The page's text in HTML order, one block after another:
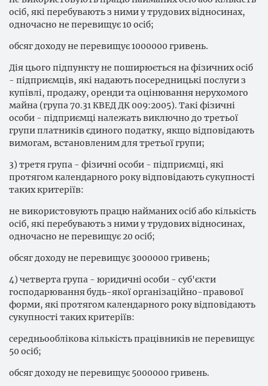
осіб, які перебувають з ними у трудових відносинах,
одночасно не перевищує 10 осіб;
обсяг доходу не перевищує 1000000 гривень.
Дія цього підпункту не поширюється на фізичних осіб
- підприємців, які надають посередницькі послуги з
купівлі, продажу, оренди та оцінювання нерухомого
майна (група 70.31 КВЕД ДК 009:2005). Такі фізичні
особи - підприємці належать виключно до третьої
групи платників єдиного податку, якщо відповідають
вимогам, встановленим для третьої групи;
3) третя група - фізичні особи - підприємці, які
протягом календарного року відповідають сукупності
таких критеріїв:
не використовують працю найманих осіб або кількість
осіб, які перебувають з ними у трудових відносинах,
одночасно не перевищує 20 осіб;
обсяг доходу не перевищує 3000000 гривень;
4) четверта група - юридичні особи - суб'єкти
господарювання будь-якої організаційно-правової
форми, які протягом календарного року відповідають
сукупності таких критеріїв:
середньооблікова кількість працівників не перевищує
50 осіб;
обсяг доходу не перевищує 5000000 гривень.